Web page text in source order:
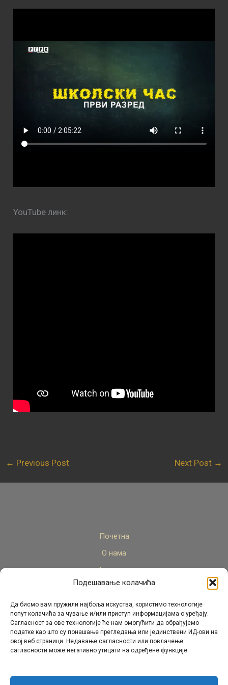
Подешавање колачића
Да бисмо вам пружили најбоља искуства, користимо технологије
попут колачића за чување и/или приступ информацијама о уређају.
Сагласност за ове технологије ће нам омогућити да обрађујемо
податке као што су понашање прегледања или јединствени ИД-ови на
овој веб страници. Недавање сагласности или повлачење
сагласности може негативно утицати на одређене функције.
YouTube линк:
← Previous Post Next Post →
Почетна
О нама
Актуелно
Стручни кадар
Пројекти
Архива
Контакт